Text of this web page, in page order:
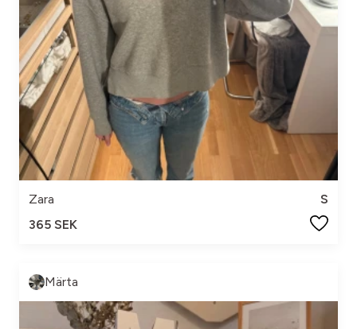
Zara
S
365 SEK
Märta